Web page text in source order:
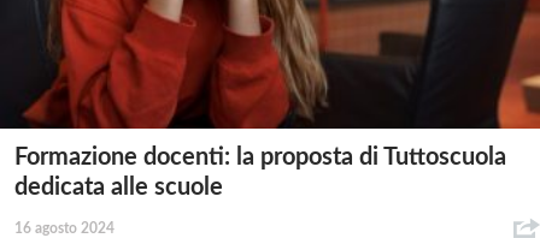
Formazione docenti: la proposta di Tuttoscuola
dedicata alle scuole
16 agosto 2024